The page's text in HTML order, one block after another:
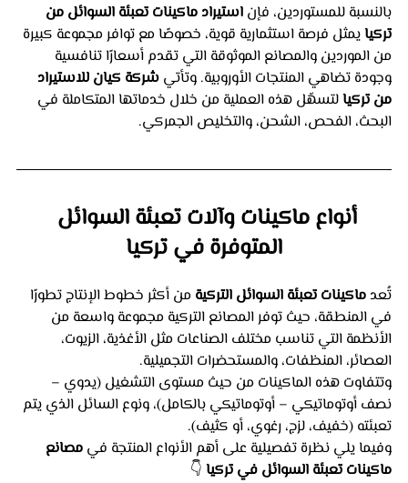
بالنسبة للمستوردين، فإن استيراد ماكينات تعبئة السوائل من
تركيا يمثل فرصة استثمارية قوية، خصوصًا مع توافر مجموعة كبيرة
من الموردين والمصانع الموثوقة التي تقدم أسعارًا تنافسية
وجودة تضاهي المنتجات الأوروبية. وتأتي شركة كيان للاستيراد
من تركيا لتسهّل هذه العملية من خلال خدماتها المتكاملة في
البحث، الفحص، الشحن، والتخليص الجمركي.
أنواع ماكينات وآلات تعبئة السوائل
المتوفرة في تركيا
تُعد ماكينات تعبئة السوائل التركية من أكثر خطوط الإنتاج تطورًا
في المنطقة، حيث توفر المصانع التركية مجموعة واسعة من
الأنظمة التي تناسب مختلف الصناعات مثل الأغذية، الزيوت،
العصائر، المنظفات، والمستحضرات التجميلية.
وتتفاوت هذه الماكينات من حيث مستوى التشغيل (يدوي –
نصف أوتوماتيكي – أوتوماتيكي بالكامل)، ونوع السائل الذي يتم
تعبئته (خفيف، لزج، رغوي، أو كثيف).
وفيما يلي نظرة تفصيلية على أهم الأنواع المنتجة في مصانع
ماكينات تعبئة السوائل في تركيا 👇